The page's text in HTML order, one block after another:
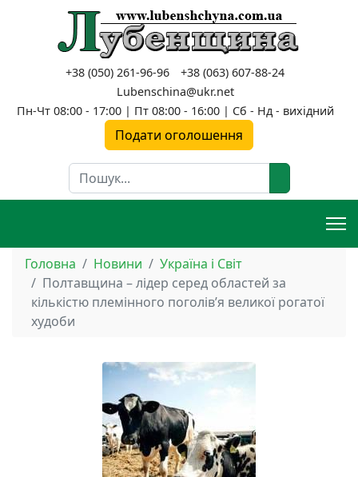
+38 (050) 261-96-96
+38 (063) 607-88-24
Lubenschina@ukr.net
Пн-Чт 08:00 - 17:00 | Пт 08:00 - 16:00 | Сб - Нд - вихідний
Подати оголошення
Пошук
Головна Новини
Україна і Світ
Полтавщина – лідер серед областей за
кількістю племінного поголів’я великої рогатої
худоби